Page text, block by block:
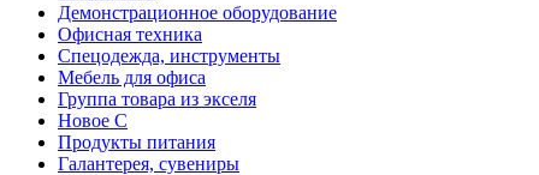
Демонстрационное оборудование
Офисная техника
Спецодежда, инструменты
Мебель для офиса
Группа товара из экселя
Новое С
Продукты питания
Галантерея, сувениры